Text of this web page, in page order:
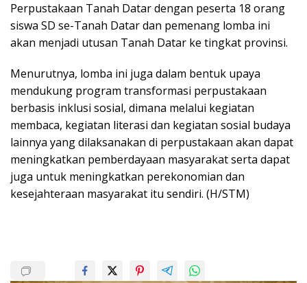
Perpustakaan Tanah Datar dengan peserta 18 orang
siswa SD se-Tanah Datar dan pemenang lomba ini
akan menjadi utusan Tanah Datar ke tingkat provinsi.
Menurutnya, lomba ini juga dalam bentuk upaya
mendukung program transformasi perpustakaan
berbasis inklusi sosial, dimana melalui kegiatan
membaca, kegiatan literasi dan kegiatan sosial budaya
lainnya yang dilaksanakan di perpustakaan akan dapat
meningkatkan pemberdayaan masyarakat serta dapat
juga untuk meningkatkan perekonomian dan
kesejahteraan masyarakat itu sendiri. (H/STM)